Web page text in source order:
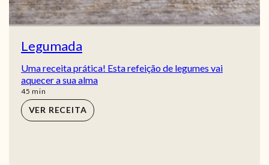
Legumada
Uma receita prática! Esta refeição de legumes vai
aquecer a sua alma
45 min
min
VER RECEITA